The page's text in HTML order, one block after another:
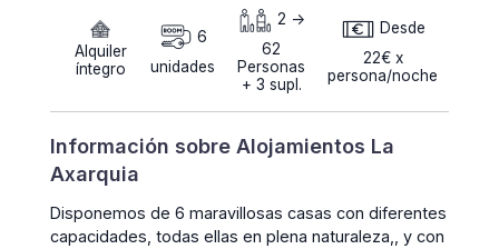
Alquiler
íntegro
6
unidades
2 ->
62
Personas
+ 3 supl.
Desde
22€ x
persona/noche
Información sobre Alojamientos La
Axarquia
Disponemos de 6 maravillosas casas con diferentes
capacidades, todas ellas en plena naturaleza,, y con